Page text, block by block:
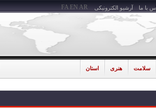
با ما آرشیو الکترونیکی FA EN AR
سلامت هنری استان